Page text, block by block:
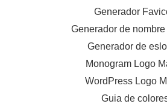
Generador
Generador de
Generador de
Monogram Logo
WordPress Logo
Guia de